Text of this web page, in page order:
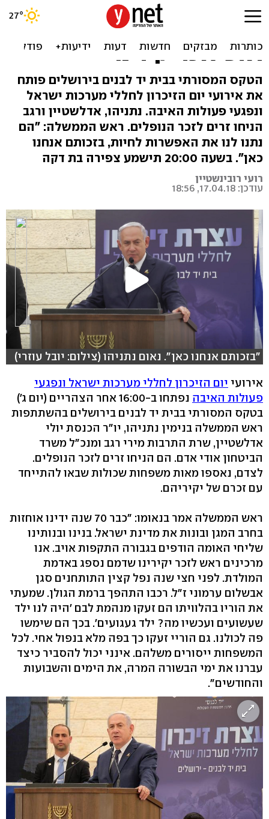
אירועי יום הזיכרון נפתחו
בטקס בירושלים: "מרכינים
ראש לזכר יקירינו"
הטקס המסורתי בבית יד לבנים בירושלים פותח
את אירועי יום הזיכרון לחללי מערכות ישראל
ונפגעי פעולות האיבה. נתניהו, אדלשטיין ורגב
הניחו זרים לזכר הנופלים. ראש הממשלה: "הם
נתנו לנו את האפשרות לחיות, בזכותם אנחנו
כאן". בשעה 20:00 תישמע צפירה בת דקה
רועי רובינשטיין
עודכן: 17.04.18, 18:56
"בזכותם אנחנו כאן". נאום נתניהו (צילום: יובל עוזרי)
אירועי יום הזיכרון לחללי מערכות ישראל ונפגעי
פעולות האיבה
נפתחו ב-16:00 אחר הצהריים (יום ג')
בטקס המסורתי בבית יד לבנים בירושלים בהשתתפות
ראש הממשלה בנימין נתניהו, יו"ר הכנסת יולי
אדלשטיין, שרת התרבות מירי רגב ומנכ"ל משרד
הביטחון אודי אדם. הם הניחו זרים לזכר הנופלים.
לצדם, נאספו מאות משפחות שכולות שבאו להתייחד
עם זכרם של יקיריהם.
ראש הממשלה אמר בנאומו: "כבר 70 שנה ידינו אוחזות
בחרב המגן ובונות את מדינת ישראל. בנינו ובנותינו
שליחי האומה הודפים בגבורה התקפות אויב. אנו
מרכינים ראש לזכר יקירינו שדמם נספג באדמת
המולדת. לפני חצי שנה נפל קצין התותחנים סגן
אבשלום ערמוני ז"ל. רכבו התהפך ברמת הגולן. שמעתי
את הוריו בהלוויתו הם זעקו מנהמת לבם 'היה לנו ילד
שעשועים ועכשיו מה? ילד געגועים'. בכך הם שימשו
פה לכולנו. גם הוריי זעקו כך בפה מלא בנפול אחי. לכל
המשפחות ייסורים משלהם. אינני יכול להסביר כיצד
עברנו את ימי הבשורה המרה, את הימים והשבועות
והחודשים".